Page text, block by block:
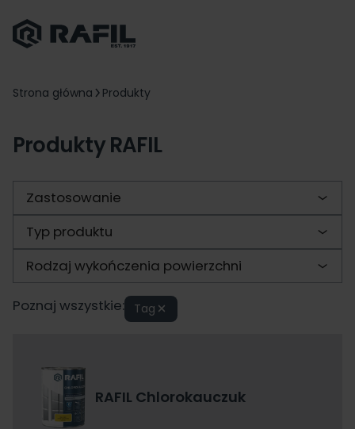
Strona główna Produkty
Produkty RAFIL
Zastosowanie
Typ produktu
Rodzaj wykończenia powierzchni
Poznaj wszystkie: Tag
RAFIL Chlorokauczuk